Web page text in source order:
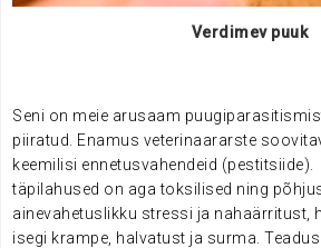
Verdimev puuk
Seni on meie arusaam
piiratud. Enamus veterinaararste
keemilisi ennetusvahendeid (pestitsiide).
täpilahused on aga toksilised ning
ainevahetuslikku stressi ja nahaärritust,
isegi krampe, halvatust ja surma.